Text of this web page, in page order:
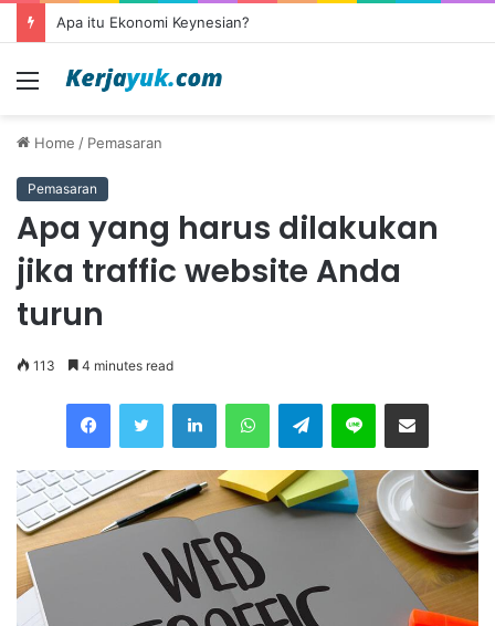
Apa itu Ekonomi Keynesian?
Menu
Home / Pemasaran
Pemasaran
Apa yang harus dilakukan
jika traffic website Anda
turun
113 4 minutes read
Telegram